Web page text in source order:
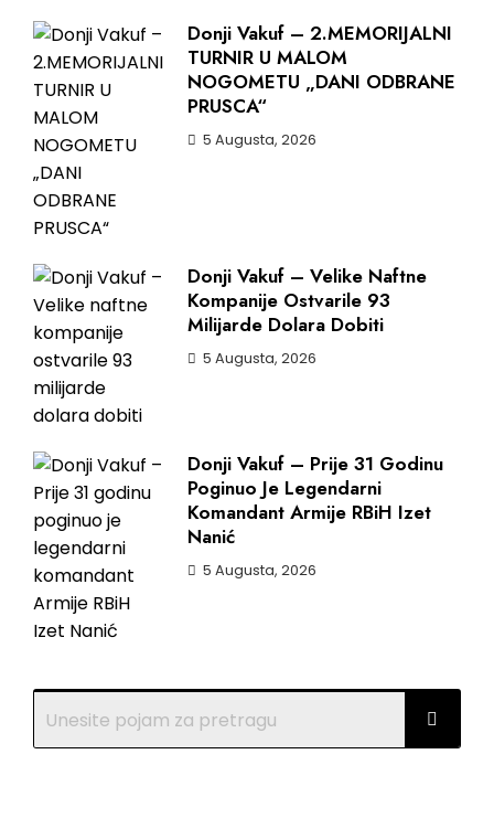
Donji Vakuf – 2.MEMORIJALNI
TURNIR U MALOM
NOGOMETU „DANI ODBRANE
PRUSCA“
5 Augusta, 2026
Donji Vakuf – Velike Naftne
Kompanije Ostvarile 93
Milijarde Dolara Dobiti
5 Augusta, 2026
Donji Vakuf – Prije 31 Godinu
Poginuo Je Legendarni
Komandant Armije RBiH Izet
Nanić
5 Augusta, 2026